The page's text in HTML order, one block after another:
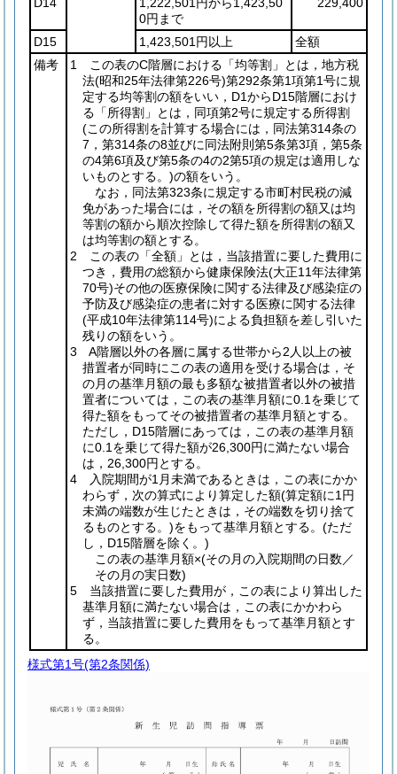
0円まで
D15 1,423,501円以上
全額
備考
1 この表のC階層における「均等割」とは，地方税
法(昭和25年法律第226号)第292条第1項第1号に規
定する均等割の額をいい，D1からD15階層におけ
る「所得割」とは，同項第2号に規定する所得割
(この所得割を計算する場合には，同法第314条の
7，第314条の8並びに同法附則第5条第3項，第5条
の4第6項及び第5条の4の2第5項の規定は適用しな
いものとする。)の額をいう。
なお，同法第323条に規定する市町村民税の減
免があった場合には，その額を所得割の額又は均
等割の額から順次控除して得た額を所得割の額又
は均等割の額とする。
2 この表の「全額」とは，当該措置に要した費用に
つき，費用の総額から健康保険法(大正11年法律第
70号)その他の医療保険に関する法律及び感染症の
予防及び感染症の患者に対する医療に関する法律
(平成10年法律第114号)による負担額を差し引いた
残りの額をいう。
3 A階層以外の各層に属する世帯から2人以上の被
措置者が同時にこの表の適用を受ける場合は，そ
の月の基準月額の最も多額な被措置者以外の被措
置者については，この表の基準月額に0.1を乗じて
得た額をもってその被措置者の基準月額とする。
ただし，D15階層にあっては，この表の基準月額
に0.1を乗じて得た額が26,300円に満たない場合
は，26,300円とする。
4 入院期間が1月未満であるときは，この表にかか
わらず，次の算式により算定した額(算定額に1円
未満の端数が生じたときは，その端数を切り捨て
るものとする。)をもって基準月額とする。 (ただ
し，D15階層を除く。)
この表の基準月額×(その月の入院期間の日数／
その月の実日数)
5 当該措置に要した費用が，この表により算出した
基準月額に満たない場合は，この表にかかわら
ず，当該措置に要した費用をもって基準月額とす
る。
様式第1号(第2条関係)